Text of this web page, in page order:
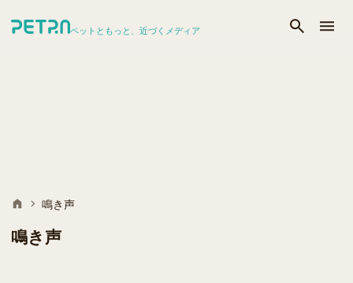
ペットともっと、近づくメディア
鳴き声
鳴き声